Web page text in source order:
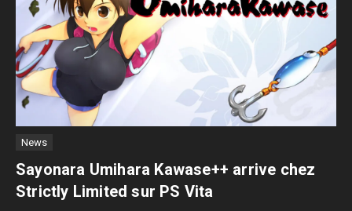
News
Sayonara Umihara Kawase++ arrive chez
Strictly Limited sur PS Vita